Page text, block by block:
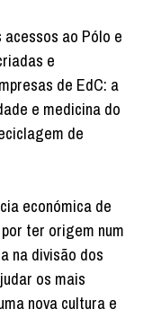
ao Pólo e
e
de EdC: a
e medicina do
de
económica de
ter origem num
na divisão dos
os mais
nova cultura e